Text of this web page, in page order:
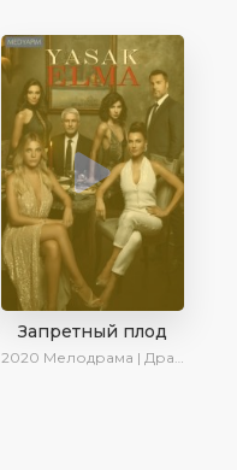
Запретный плод
2020 Мелодрама | Драма | SesDizi